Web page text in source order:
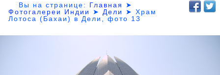
Вы на странице: Главная
➤
Фотогалереи Индии
➤ Дели ➤Храм
Лотоса (Бахаи) в Дели, фото 13